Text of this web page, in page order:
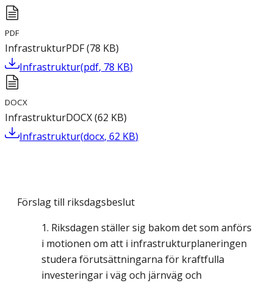
PDF
InfrastrukturPDF(78 KB)
Infrastruktur(pdf, 78 KB)
DOCX
InfrastrukturDOCX(62 KB)
Infrastruktur(docx, 62 KB)
Förslag till riksdagsbeslut
Riksdagen ställer sig bakom det som anförs
i motionen om att i infrastrukturplaneringen
studera förutsättningarna för kraftfulla
investeringar i väg och järnväg och